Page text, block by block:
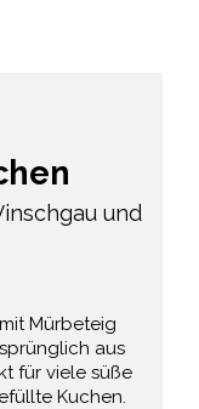
und
Mürbeteig
aus
für viele süße
Kuchen.